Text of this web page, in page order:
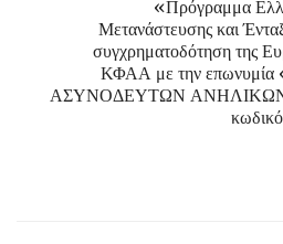
«Πρόγραμμα
Μετανάστευσης και
συγχρηματοδότηση της
ΚΦΑΑ με την
ΑΣΥΝΟΔΕΥΤΩΝ